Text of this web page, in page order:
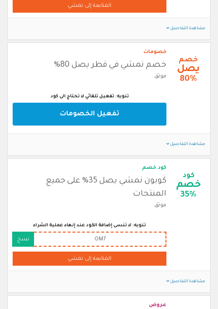
المتابعة إلى نمشي
مشاهدة التفاصيل
خصم
يصل
80%
خصومات
خصم نمشي في قطر يصل 80%
موثق
تنويه: تفعيل تلقائي لا تحتاج الى كود
تفعيل الخصومات
مشاهدة التفاصيل
كود
خصم
35%
كود خصم
كوبون نمشي يصل 35% على جميع
المنتجات
موثق
تنويه: لا تنسى إضافة الكود عند إنهاء عملية الشراء
OM7 نسخ
المتابعة إلى نمشي
مشاهدة التفاصيل
عروض